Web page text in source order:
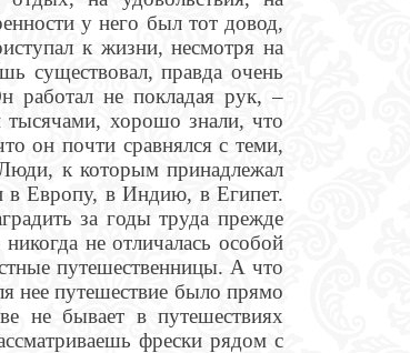
у него был тот довод,
к жизни, несмотря на
существовал, правда очень
работал не покладая рук, –
хорошо знали, что
он почти сравнялся с теми,
к которым принадлежал
в Европу, в Индию, в Египет.
за годы труда прежде
не отличалась особой
путешественницы. А что
нее путешествие было прямо
не бывает в путешествиях
фрески рядом с